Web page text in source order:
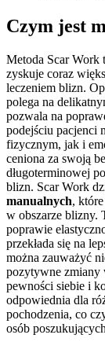
Czym jest
Metoda Scar Work
zyskuje coraz
leczeniem blizn.
polega na
pozwala na
podejściu pacjenci
fizycznym, jak i
ceniona za swoją
długoterminowej
blizn. Scar Work
manualnych,
w obszarze blizny.
poprawie
przekłada się na
można zauważyć
pozytywne zmiany
pewności siebie i
odpowiednia dla
pochodzenia, co
osób